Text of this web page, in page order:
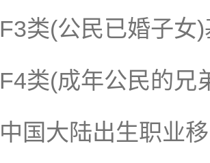
F3类(公民已婚子女
F4类(成年公民的兄
中国大陆出生职业